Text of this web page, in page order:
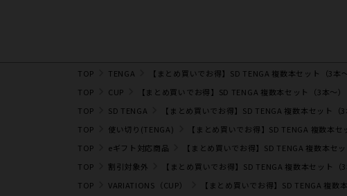
TOP TENGA
【まとめ買いで​お得】SD TENGA 複数本セット​（3本～
TOP
CUP
【まとめ買いで​お得】SD TENGA 複数本セット​（3本～）
TOP
SD TENGA
【まとめ買いで​お得】SD TENGA 複数本セット​（3
TOP
使い切り(TENGA)
【まとめ買いで​お得】SD TENGA 複数本セ
TOP
eギフト対応商品
【まとめ買いで​お得】SD TENGA 複数本セッ
TOP
割引対象外
【まとめ買いで​お得】SD TENGA 複数本セット​（3
TOP
VARIATIONS（CUP） 【まとめ買いで​お得】SD TENGA 複数